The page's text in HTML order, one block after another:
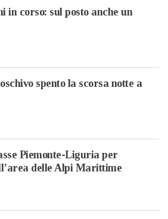
in corso: sul posto anche un
spento la scorsa notte a
Piemonte-Liguria per
delle Alpi Marittime